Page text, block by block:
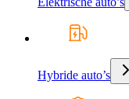
Hybride auto’s